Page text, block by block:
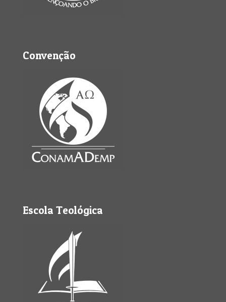
Convenção
Escola Teológica